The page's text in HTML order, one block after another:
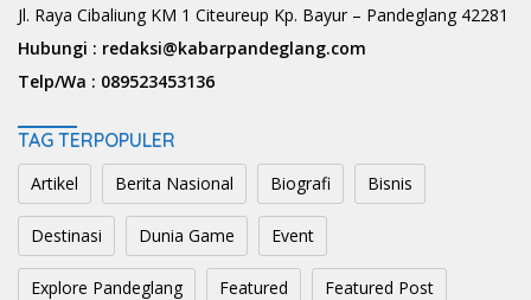
Jl. Raya Cibaliung KM 1 Citeureup Kp. Bayur – Pandeglang 42281
Hubungi : redaksi@kabarpandeglang.com
Telp/Wa : 089523453136
TAG TERPOPULER
Artikel Berita Nasional Biografi Bisnis
Destinasi Dunia Game Event
Explore Pandeglang Featured Featured Post